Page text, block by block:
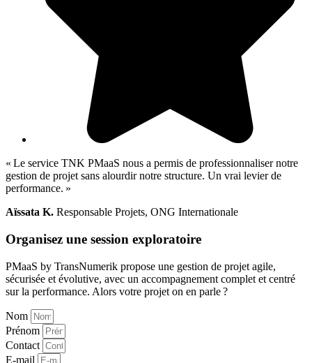
« Le service TNK PMaaS nous a permis de professionnaliser notre
gestion de projet sans alourdir notre structure. Un vrai levier de
performance. »
Aïssata K. Responsable Projets, ONG Internationale
Organisez une session exploratoire
PMaaS by TransNumerik propose une gestion de projet agile,
sécurisée et évolutive, avec un accompagnement complet et centré
sur la performance. Alors votre projet on en parle ?
Nom
Prénom
Contact
E-mail